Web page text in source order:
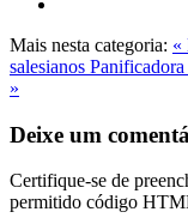
Mais nesta categoria: «
salesianos Panificadora
»
Deixe um
Certifique-se de
permitido código